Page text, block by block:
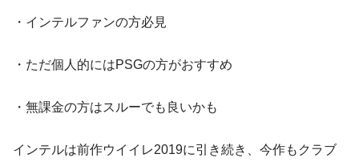
・インテルファンの方必見
・ただ個人的にはPSGの方がおすすめ
・無課金の方はスルーでも良いかも
インテルは前作ウイイレ2019に引き続き、今作もクラブ